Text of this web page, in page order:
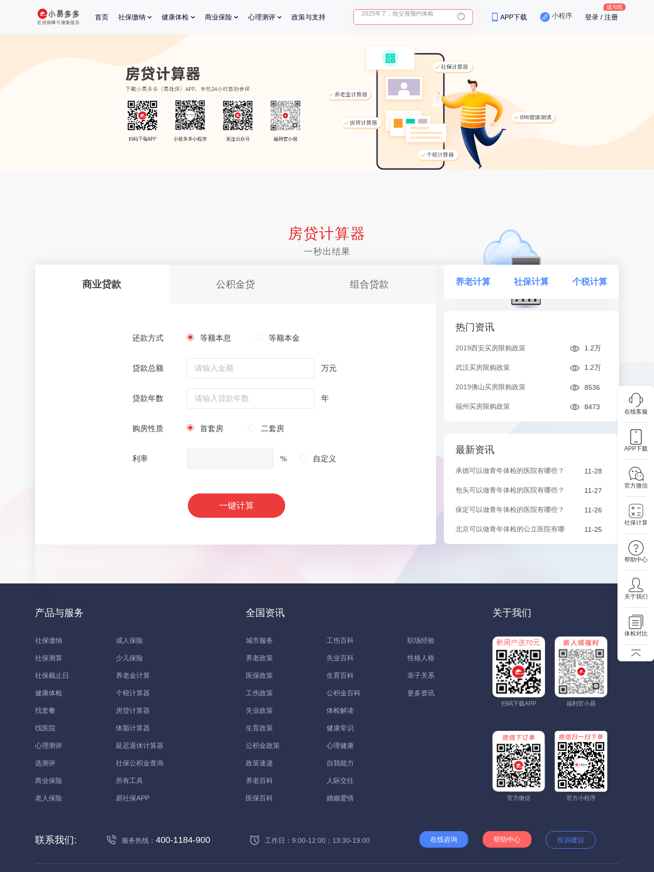
首页 社保缴纳 健康体检 商业保险 心理测评 政策与支持 体检前能吃药吗？
2025年了，给父母预约体检
APP下载 小程序 登录 / 注册
在线客服
APP下载
官方微信
社保计算
帮助中心
关于我们
体检对比
房贷计算器
一秒出结果
商业贷款 公积金贷 组合贷款
还款方式 等额本息 等额本金
贷款总额 万元
贷款年数 年
购房性质 首套房 二套房
利率 % 自定义
一键计算
养老计算 社保计算 个税计算
热门资讯
2019西安买房限购政策 1.2万
武汉买房限购政策 1.2万
2019佛山买房限购政策 8536
福州买房限购政策 8473
最新资讯
承德可以做青年体检的医院有哪些？该如何预约？
11-28
包头可以做青年体检的医院有哪些？该如何预约？
11-27
保定可以做青年体检的医院有哪些？有哪些套餐可以选择？
11-26
北京可以做青年体检的公立医院有哪些？有哪些套餐可以选择？
11-25
产品与服务
社保缴纳
社保测算
社保截止日
健康体检
找套餐
找医院
心理测评
选测评
商业保险
老人保险
成人保险
少儿保险
养老金计算
个税计算器
房贷计算器
体脂计算器
延迟退休计算器
社保公积金查询
所有工具
易社保APP
全国资讯
城市服务
养老政策
医保政策
工伤政策
失业政策
生育政策
公积金政策
政策速递
养老百科
医保百科
工伤百科
失业百科
生育百科
公积金百科
体检解读
健康常识
心理健康
自我能力
人际交往
婚姻爱情
职场经验
性格人格
亲子关系
更多资讯
关于我们
扫码下载APP 福利官小易
官方微信 官方小程序
联系我们: 服务热线： 400-1184-900 工作日：9:00-12:00；13:30-19:00 在线咨询 帮助中心 投诉建议